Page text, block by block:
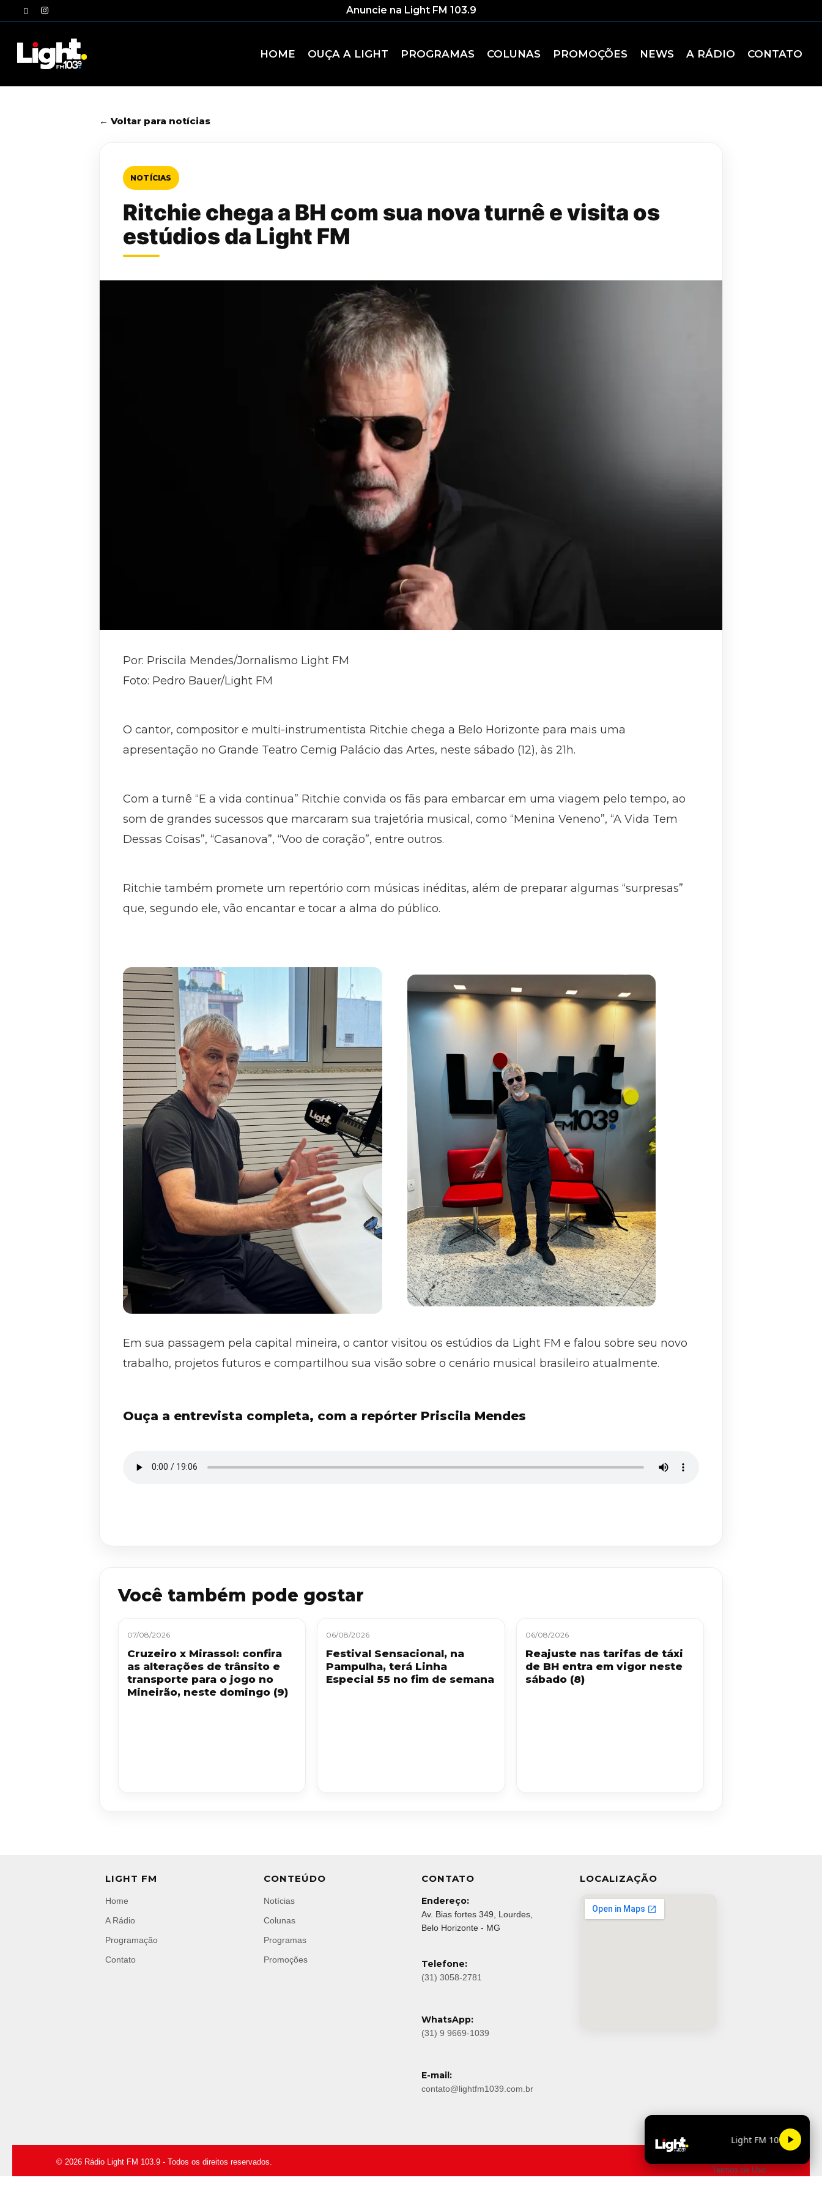
to
twitterinstagram Anuncie na Light FM 103.9
HOME OUÇA A LIGHT PROGRAMAS COLUNAS PROMOÇÕES NEWS A RÁDIO CONTATO
← Voltar para notícias
NOTÍCIAS
Ritchie chega a BH com sua nova turnê e visita os
estúdios da Light FM
Por: Priscila Mendes/Jornalismo Light FM
Foto: Pedro Bauer/Light FM
O cantor, compositor e multi-instrumentista Ritchie chega a Belo Horizonte para mais uma
apresentação no Grande Teatro Cemig Palácio das Artes, neste sábado (12), às 21h.
Com a turnê “E a vida continua” Ritchie convida os fãs para embarcar em uma viagem pelo tempo, ao
som de grandes sucessos que marcaram sua trajetória musical, como “Menina Veneno”, “A Vida Tem
Dessas Coisas”, “Casanova”, “Voo de coração”, entre outros.
Ritchie também promete um repertório com músicas inéditas, além de preparar algumas “surpresas”
que, segundo ele, vão encantar e tocar a alma do público.
Em sua passagem pela capital mineira, o cantor visitou os estúdios da Light FM e falou sobre seu novo
trabalho, projetos futuros e compartilhou sua visão sobre o cenário musical brasileiro atualmente.
Ouça a entrevista completa, com a repórter Priscila Mendes
Você também pode gostar
07/08/2026
Cruzeiro x Mirassol: confira
as alterações de trânsito e
transporte para o jogo no
Mineirão, neste domingo (9)
06/08/2026
Festival Sensacional, na
Pampulha, terá Linha
Especial 55 no fim de semana
06/08/2026
Reajuste nas tarifas de táxi
de BH entra em vigor neste
sábado (8)
LIGHT FM
Home
A Rádio
Programação
Contato
CONTEÚDO
Notícias
Colunas
Programas
Promoções
CONTATO
Endereço:
Av. Bias fortes 349, Lourdes,
Belo Horizonte - MG
Telefone:
(31) 3058-2781
WhatsApp:
(31) 9 9669-1039
E-mail:
contato@lightfm1039.com.br
LOCALIZAÇÃO
© 2026 Rádio Light FM 103.9 - Todos os direitos reservados.
Termos de Uso
Light FM 103.9